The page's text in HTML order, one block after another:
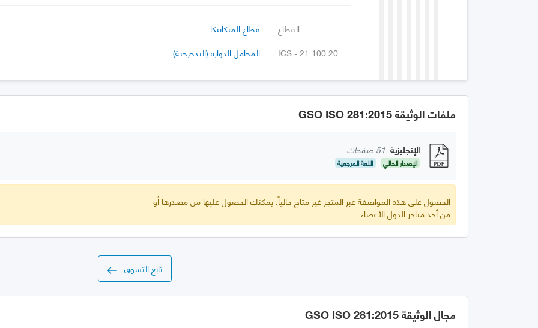
القطاع
قطاع الميكانيكا
ICS - 21.100.20
المحامل الدوارة (التدحرجية)
ملفات الوثيقة GSO ISO 281:2015
الإنجليزية 51 صفحات
الإصدار الحالي اللغة المرجعية
الحصول على هذه المواصفة عبر المتجر غير متاح حالياً. يمكنك الحصول عليها من مصدرها أو
من أحد متاجر الدول الأعضاء.
تابع التسوق
مجال الوثيقة GSO ISO 281:2015